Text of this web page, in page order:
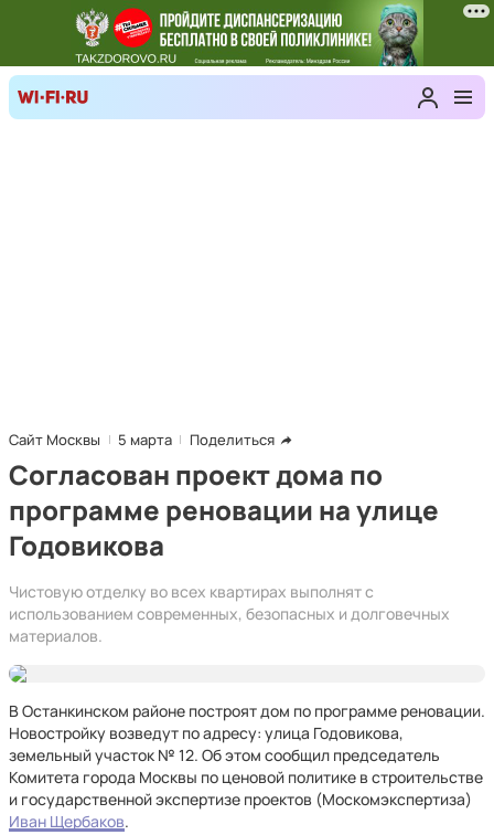
Сайт Москвы 5 марта Поделиться
Согласован проект дома по
программе реновации на улице
Годовикова
Чистовую отделку во всех квартирах выполнят с
использованием современных, безопасных и долговечных
материалов.
В Останкинском районе построят дом по программе реновации.
Новостройку возведут по адресу: улица Годовикова,
земельный участок № 12. Об этом сообщил председатель
Комитета города Москвы по ценовой политике в строительстве
и государственной экспертизе проектов (Москомэкспертиза)
Иван Щербаков.